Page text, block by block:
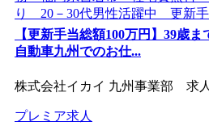
【更新手当総額100万円】39歳
自動車九州でのお仕...
株式会社イカイ 九州事業部 求
プレミア求人